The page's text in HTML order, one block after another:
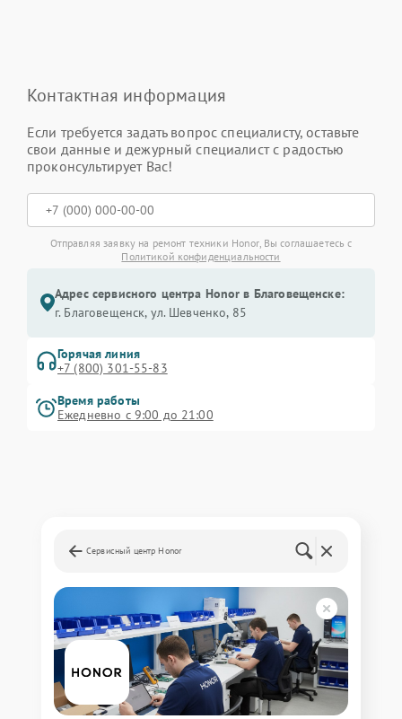
Контактная информация
Если требуется задать вопрос специалисту, оставьте
свои данные и дежурный специалист с радостью
проконсультирует Вас!
Отправляя заявку на ремонт техники Honor, Вы соглашаетесь с
Политикой конфиденциальности
Адрес сервисного центра Honor в Благовещенске:
г. Благовещенск, ул. Шевченко, 85
Горячая линия
+7 (800) 301-55-83
Время работы
Ежедневно с 9:00 до 21:00
Сервисный центр Honor